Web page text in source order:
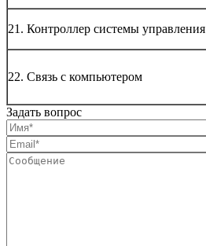
21. Контроллер системы управления
22. Связь с компьютером
Задать вопрос